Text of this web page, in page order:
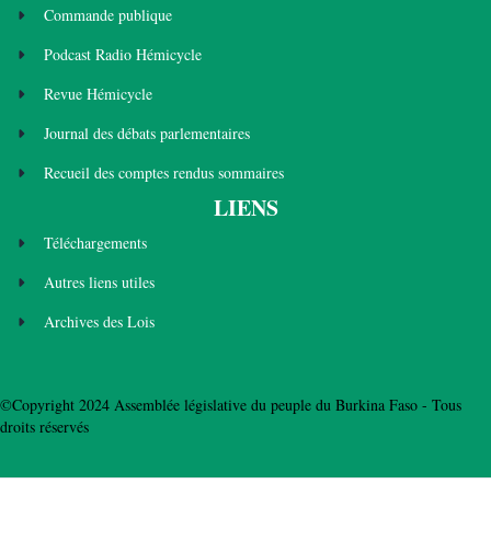
Commande publique
Podcast Radio Hémicycle
Revue Hémicycle
Journal des débats parlementaires
Recueil des comptes rendus sommaires
LIENS
Téléchargements
Autres liens utiles
Archives des Lois
©Copyright 2024 Assemblée législative du peuple du Burkina Faso - Tous
droits réservés